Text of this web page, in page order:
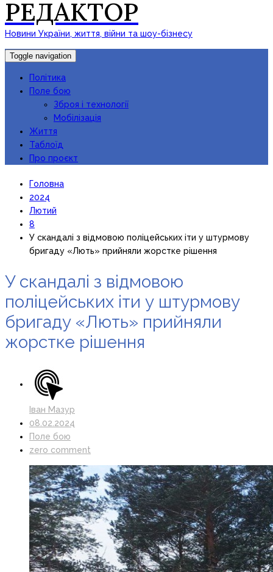
РЕДАКТОР
Новини України, життя, війни та шоу-бізнесу
Toggle navigation
Політика
Поле бою
Зброя і технології
Мобілізація
Життя
Таблоїд
Про проєкт
Головна
2024
Лютий
8
У скандалі з відмовою поліцейських іти у штурмову
бригаду «Лють» прийняли жорстке рішення
У скандалі з відмовою
поліцейських іти у штурмову
бригаду «Лють» прийняли
жорстке рішення
Іван Мазур
08.02.2024
Поле бою
zero comment